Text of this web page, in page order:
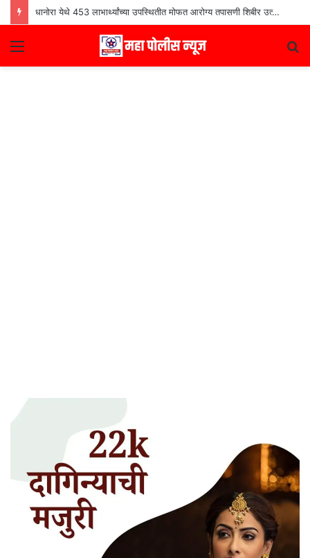
धानोरा येथे 453 लाभार्थ्यांच्या उपस्थितीत मोफत आरोग्य तपासणी शिबीर उत्साहात
Menu